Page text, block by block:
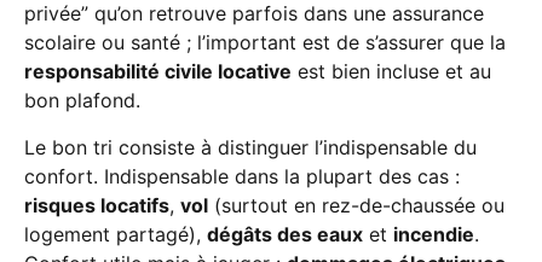
privée” qu’on retrouve parfois dans une assurance
scolaire ou santé ; l’important est de s’assurer que la
responsabilité civile locative est bien incluse et au
bon plafond.
Le bon tri consiste à distinguer l’indispensable du
confort. Indispensable dans la plupart des cas :
risques locatifs, vol (surtout en rez-de-chaussée ou
logement partagé), dégâts des eaux et incendie.